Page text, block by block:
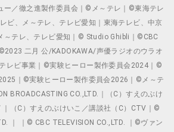
ー／徹之進製作委員会｜©メ～テレ｜©東海テレ
ビ、メ～テレ、テレビ愛知｜東海テレビ、中京
～テレ、テレビ愛知｜© Studio Ghibli｜©CBC
二月 公/KADOKAWA/声優ラジオのウラオ
レビ事業｜©実験ヒーロー製作委員会2024｜©
｜©実験ヒーロー製作委員会2026｜©メ～テ
BROADCASTING CO.,LTD.｜（C）すえのぶけ
（C）すえのぶけいこ／講談社（C）CTV｜©
｜ ｜© CBC TELEVISION CO.,LTD. ｜©ヴァン